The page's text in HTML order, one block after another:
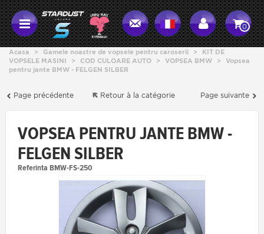
0
Acasa > Gamele noastre de vopsele pentru caroserii >
KIT DE
VOPSELE MASINI
> COD CULOARE AUTO > VOPSEA BMW >
Vopsea
pentru jante BMW - FELGEN SILBER
Page précédente Page suivante
Retour à la catégorie
VOPSEA PENTRU JANTE BMW -
FELGEN SILBER
Referinta BMW-FS-250